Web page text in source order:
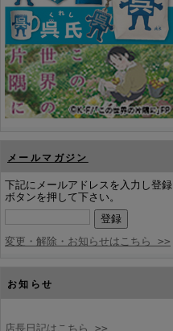
メールマガジン
下記にメールアドレスを入力し登録
ボタンを押して下さい。
変更・解除・お知らせはこちら >>
お知らせ
店長日記はこちら >>